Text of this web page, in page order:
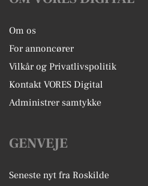
Om os
For annoncører
Vilkår og Privatlivspolitik
Kontakt VORES Digital
Administrer samtykke
GENVEJE
Seneste nyt fra Roskilde